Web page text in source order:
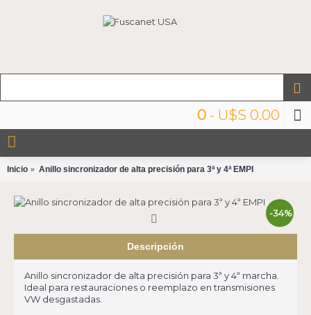
0 - U$S 0.00
Inicio Anillo sincronizador de alta precisión para 3ª y 4ª EMPI
-34%
Descripción
Anillo sincronizador de alta precisión para 3ª y 4ª marcha.
Ideal para restauraciones o reemplazo en transmisiones
VW desgastadas.